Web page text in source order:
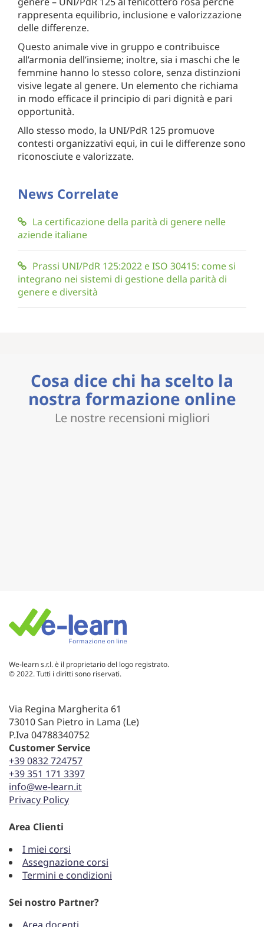
rappresenta equilibrio, inclusione e valorizzazione
delle differenze.
Questo animale vive in gruppo e contribuisce
all’armonia dell’insieme; inoltre, sia i maschi che le
femmine hanno lo stesso colore, senza distinzioni
visive legate al genere. Un elemento che richiama
in modo efficace il principio di pari dignità e pari
opportunità.
Allo stesso modo, la UNI/PdR 125 promuove
contesti organizzativi equi, in cui le differenze sono
riconosciute e valorizzate.
News Correlate
La certificazione della parità di genere nelle
aziende italiane
Prassi UNI/PdR 125:2022 e ISO 30415: come si
integrano nei sistemi di gestione della parità di
genere e diversità
Cosa dice chi ha scelto la
nostra formazione online
Le nostre recensioni migliori
We-learn s.r.l. è il proprietario del logo registrato.
© 2022. Tutti i diritti sono riservati.
Via Regina Margherita 61
73010 San Pietro in Lama (Le)
P.Iva 04788340752
Customer Service
+39 0832 724757
+39 351 171 3397
info@we-learn.it
Privacy Policy
Area Clienti
I miei corsi
Assegnazione corsi
Termini e condizioni
Sei nostro Partner?